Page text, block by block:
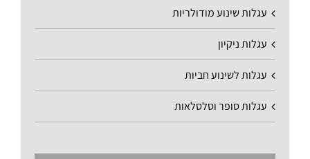
עגלות שינוע מודולריות
עגלות ניקיון
עגלות לשינוע חביות
עגלות סופר וסלסלאות